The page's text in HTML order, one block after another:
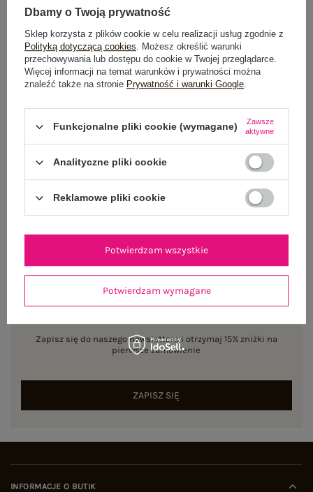
OPIS PRODUKTU
GŁÓWNE PARAMETRY
WYSYŁKA I DOSTAWA
ZWROTY I REKLAMACJE
NEWSLETTER
Zapisz się do naszego newslettera i otrzymaj 15% zniżki na
pierwsze zamówienie
ZAPISZ SIĘ
INFORMACJE O BUTIK
Dbamy o Twoją prywatność
Sklep korzysta z plików cookie w celu realizacji usług zgodnie z
Polityką dotyczącą cookies. Możesz określić warunki
przechowywania lub dostępu do cookie w Twojej przeglądarce.
Więcej informacji na temat warunków i prywatności można
znaleźć także na stronie Prywatność i warunki Google.
Funkcjonalne pliki cookie (wymagane)
Zawsze
aktywne
Analityczne pliki cookie
Reklamowe pliki cookie
Potwierdzam wymagane
Potwierdzam wszystkie